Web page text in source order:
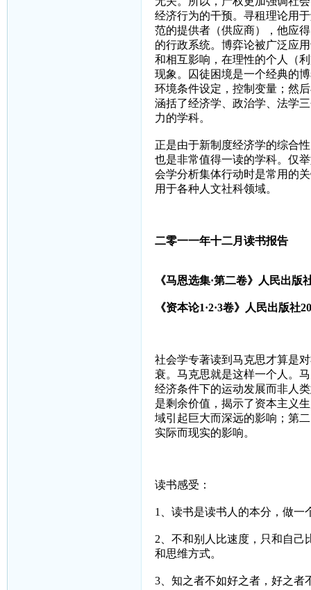
经济行为的干预。寻租理论用
范的提供者（供应商），他应
的行政系统。博弈论被广泛应
和相互影响，在理性的个人（
现象。囚徒困境是一个经典的
环境条件设定，控制变量；然
涵括了经济学、政治学、法学
力的学科。
正是由于新制度经济学的综合
也是非常值得一读的学科。仅
会学分析集体行动时是常用的
用于各种人文社科领域。
二零一一年十二月读书报告
《马恩选集·第二卷》人民出版
《资本论1·2·3卷》人民出版社
社会学专著读到马克思才算是
衰。马克思就是这样一个人。
经济条件下的运动发展而非人
是剩余价值，揭示了资本主义
域引起巨大而深远的影响；第
实际而现实的影响。
读书感受：
1 、读书是读书人的本分，做
2 、不和别人比速度，只和自
和思维方式。
3、知之者不如好之者，好之者